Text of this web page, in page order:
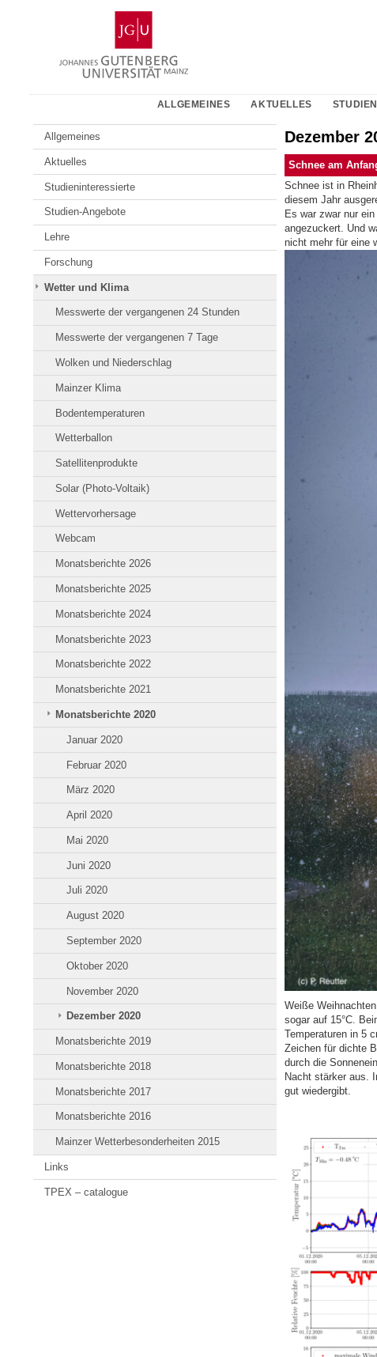
Gutenberg-
Universität
Mainz
ALLGEMEINES AKTUELLES
Allgemeines
Aktuelles
Studieninteressierte
Studien-Angebote
Lehre
Forschung
Wetter und Klima
Messwerte der vergangenen 24 Stunden
Messwerte der vergangenen 7 Tage
Wolken und Niederschlag
Mainzer Klima
Bodentemperaturen
Wetterballon
Satellitenprodukte
Solar (Photo-Voltaik)
Wettervorhersage
Webcam
Monatsberichte 2026
Monatsberichte 2025
Monatsberichte 2024
Monatsberichte 2023
Monatsberichte 2022
Monatsberichte 2021
Monatsberichte 2020
Januar 2020
Februar 2020
März 2020
April 2020
Mai 2020
Juni 2020
Juli 2020
August 2020
September 2020
Oktober 2020
November 2020
Dezember 2020
Monatsberichte 2019
Monatsberichte 2018
Monatsberichte 2017
Monatsberichte 2016
Mainzer Wetterbesonderheiten 2015
Links
TPEX – catalogue
Dezember
Schnee am
Schnee ist in
diesem Jahr
Es war zwar nur
angezuckert. Und
nicht mehr für eine
Weiße
sogar auf 15°C.
Temperaturen in 5
Zeichen für dichte
durch die
Nacht stärker aus.
gut wiedergibt.